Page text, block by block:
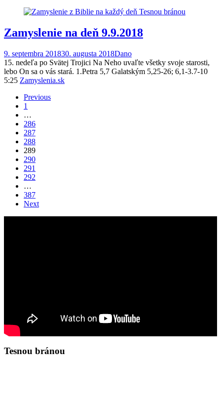
Zamyslenie na deň 9.9.2018
9. septembra 201830. augusta 2018Dano
15. nedeľa po Svätej Trojici Na Neho uvaľte všetky svoje starosti,
lebo On sa o vás stará. 1.Petra 5,7 Galatským 5,25-26; 6,1-3.7-10
5:25 Zamyslenia.sk
Posts
navigation
Previous
1
…
286
287
288
289
290
291
292
…
387
Next
Tesnou bránou